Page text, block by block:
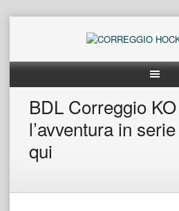
BDL Correggio
l’avventura in
qui